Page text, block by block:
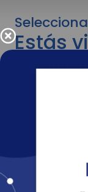
Estás
para
Para
adelante